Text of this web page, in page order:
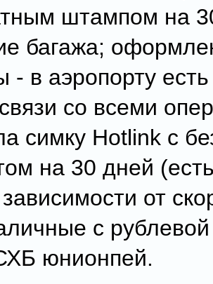
штампом на
багажа;
- в аэропорту
со всеми
симку Hotlink с
на 30 дней
от
с
юнионпей.